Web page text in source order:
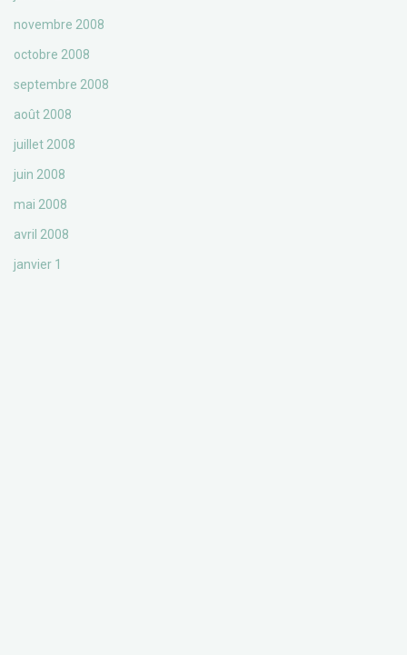
novembre 2008
octobre 2008
septembre 2008
août 2008
juillet 2008
juin 2008
mai 2008
avril 2008
janvier 1